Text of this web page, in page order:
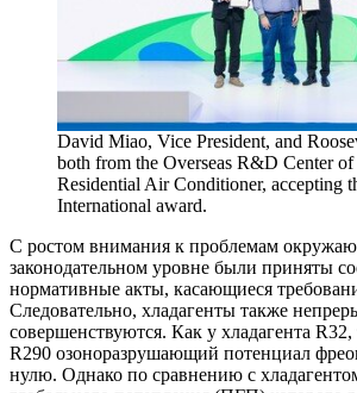
David Miao, Vice President, and
both from the Overseas R&D Center
Residential Air Conditioner, accepting
International award.
С ростом внимания к проблемам
законодательном уровне были приняты
нормативные акты, касающиеся
Следовательно, хладагенты также
совершенствуются. Как у хладагента R32,
R290 озоноразрушающий потенциал
нулю. Однако по сравнению с